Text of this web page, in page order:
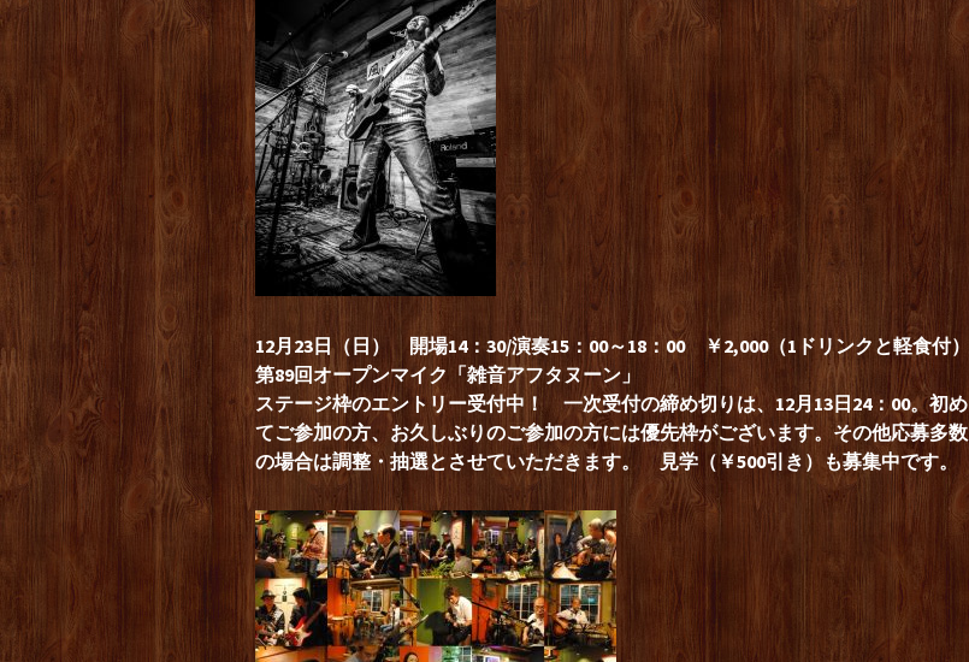
12月23日（日） 開場14：30/演奏15：00～18：00 ￥2,000（1ドリンクと軽食付）
第89回オープンマイク「雑音アフタヌーン」
ステージ枠のエントリー受付中！ 一次受付の締め切りは、12月13日24：00。初め
てご参加の方、お久しぶりのご参加の方には優先枠がございます。その他応募多数
の場合は調整・抽選とさせていただきます。 見学（￥500引き）も募集中です。